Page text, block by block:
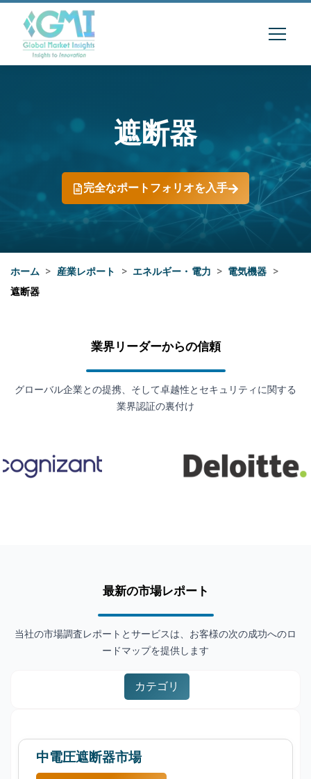
遮断器
完全なポートフォリオを入手
ホーム > 産業レポート > エネルギー・電力 > 電気機器 >
遮断器
業界リーダーからの信頼
グローバル企業との提携、そして卓越性とセキュリティに関する
業界認証の裏付け
最新の市場レポート
当社の市場調査レポートとサービスは、お客様の次の成功へのロ
ードマップを提供します
カテゴリ
中電圧遮断器市場